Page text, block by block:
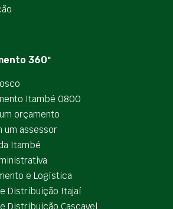
360º
Itambé 0800
orçamento
um assessor
Itambé
e Logística
Distribuição Itajaí
Distribuição Cascavel